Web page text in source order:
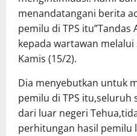
menandatangani berita
pemilu di TPS itu”Tandas
kepada wartawan
Kamis (15/2).
Dia menyebutkan untuk
pemilu di TPS itu,seluruh
dari luar negeri
perhitungan hasil pemilu